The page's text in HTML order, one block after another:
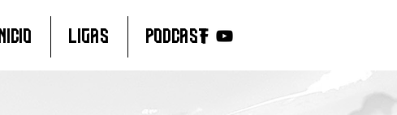
INICIO LIGAS PODCAST